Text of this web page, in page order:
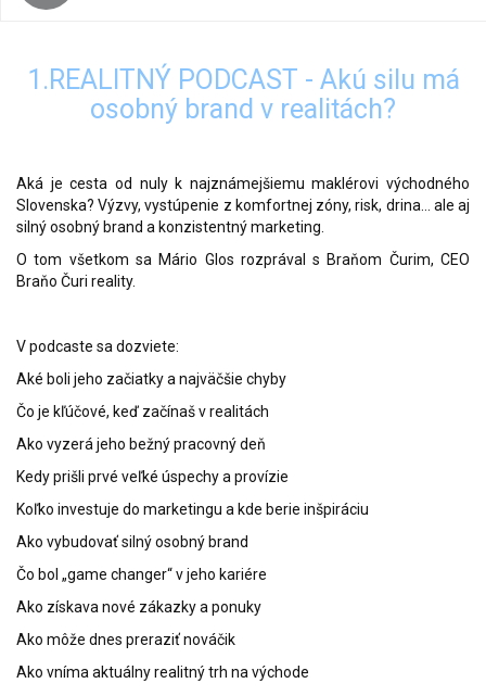
1.REALITNÝ PODCAST - Akú silu má
osobný brand v realitách?
Aká je cesta od nuly k najznámejšiemu maklérovi východného
Slovenska? Výzvy, vystúpenie z komfortnej zóny, risk, drina… ale aj
silný osobný brand a konzistentný marketing.
O tom všetkom sa Mário Glos rozprával s Braňom Čurim, CEO
Braňo Čuri reality.
V podcaste sa dozviete:
Aké boli jeho začiatky a najväčšie chyby
Čo je kľúčové, keď začínaš v realitách
Ako vyzerá jeho bežný pracovný deň
Kedy prišli prvé veľké úspechy a provízie
Koľko investuje do marketingu a kde berie inšpiráciu
Ako vybudovať silný osobný brand
Čo bol „game changer“ v jeho kariére
Ako získava nové zákazky a ponuky
Ako môže dnes preraziť nováčik
Ako vníma aktuálny realitný trh na východe